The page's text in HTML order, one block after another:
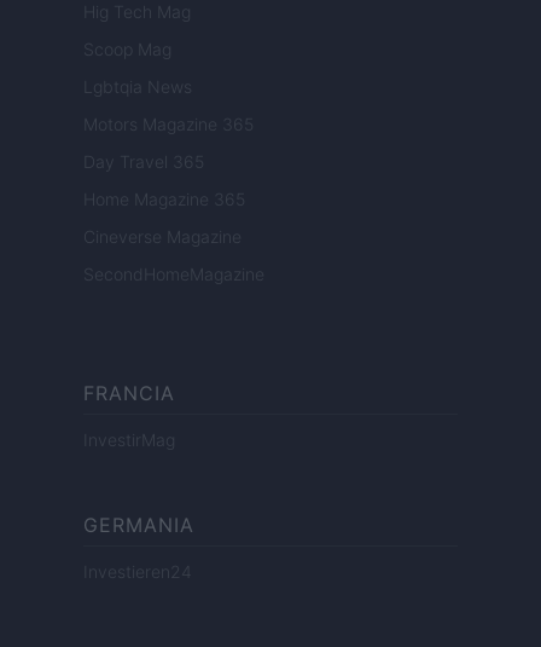
Hig Tech Mag
Scoop Mag
Lgbtqia News
Motors Magazine 365
Day Travel 365
Home Magazine 365
Cineverse Magazine
SecondHomeMagazine
FRANCIA
InvestirMag
GERMANIA
Investieren24